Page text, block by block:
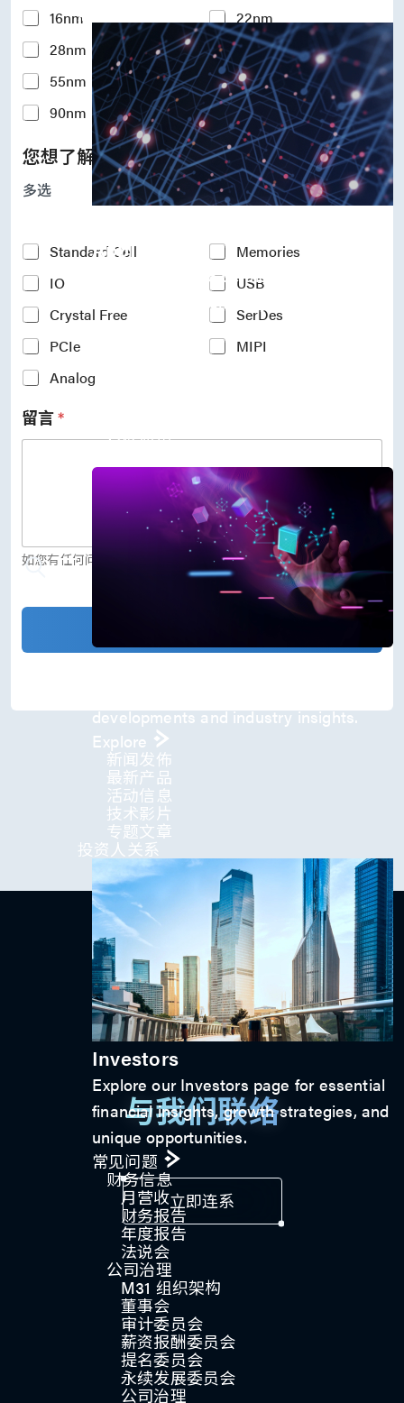
解决方案
Applications
M31’s vision is to be the most
trustworthy IP company in the
semiconductor industry.
存储应用
developments and industry insights.
Explore
新闻发佈
最新产品
活动信息
技术影片
专题文章
投资人关系
Investors
Explore our Investors page for essential
financial insights, growth strategies, and
unique opportunities.
常见问题
财务信息
月营收
财务报告
年度报告
法说会
公司治理
M31 组织架构
董事会
审计委员会
薪资报酬委员会
提名委员会
永续发展委员会
公司治理
r
I
n
t
e
r
e
s
t
e
P
c
e
s
s
N
o
d
e
*
16nm
22nm
28nm
40nm
55nm
65nm
90nm
110-180nm
您想了解的硅智财IP*
多选
Y
o
u
r
I
n
t
e
r
e
s
t
c
o
)
Standard Cell
Memories
IO
USB
Crystal Free
SerDes
PCIe
MIPI
Analog
留言*
如您有任何问题，欢迎留言给我们。
与我们联络
立即连系